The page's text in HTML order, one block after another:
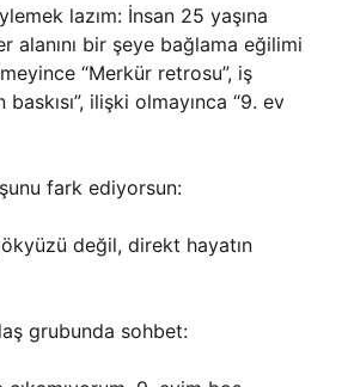
lazım: İnsan 25 yaşına
alanını bir şeye bağlama eğilimi
“Merkür retrosu”, iş
baskısı”, ilişki olmayınca “9. ev
fark ediyorsun:
değil, direkt hayatın
grubunda sohbet: